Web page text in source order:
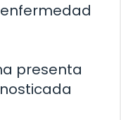
presenta